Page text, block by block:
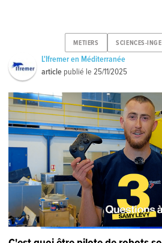
METIERS SCIENCES-
L'Ifremer en Méditerranée
article publié le25/11/2025